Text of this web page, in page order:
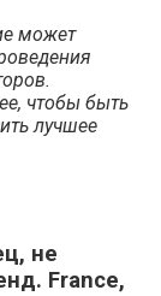
может
чтобы быть
лучшее
не
France,